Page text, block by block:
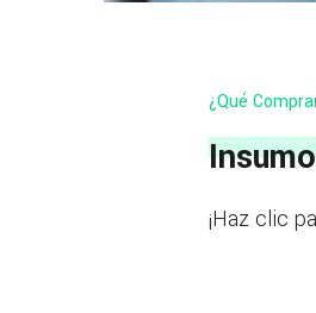
¿Qué
¡Haz clic